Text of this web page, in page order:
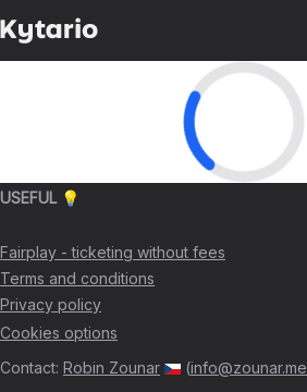
USEFUL 💡
Fairplay - ticketing without fees
Terms and conditions
Privacy policy
Cookies options
Contact: Robin Zounar (info@zounar.me